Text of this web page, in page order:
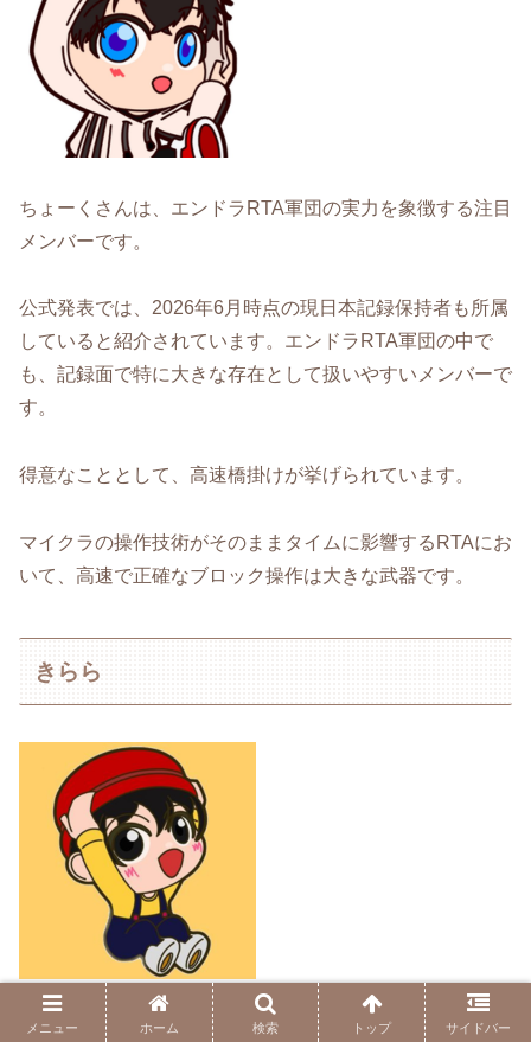
ちょーくさんは、エンドラRTA軍団の実力を象徴する注目
メンバーです。
公式発表では、2026年6月時点の現日本記録保持者も所属
していると紹介されています。エンドラRTA軍団の中で
も、記録面で特に大きな存在として扱いやすいメンバーで
す。
得意なこととして、高速橋掛けが挙げられています。
マイクラの操作技術がそのままタイムに影響するRTAにお
いて、高速で正確なブロック操作は大きな武器です。
きらら
きららさんは、MCSR World Cup関連で注目できるメンバ
メニュー ホーム 検索 トップ サイドバー